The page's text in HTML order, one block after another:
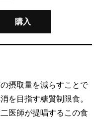
購入
摂取量を減らすことで
を目指す糖質制限食。
医師が提唱するこの食